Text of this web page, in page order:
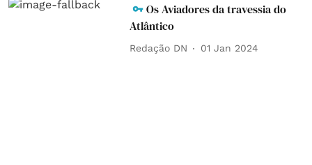
Os Aviadores da travessia do
Atlântico
Redação DN 01 Jan 2024